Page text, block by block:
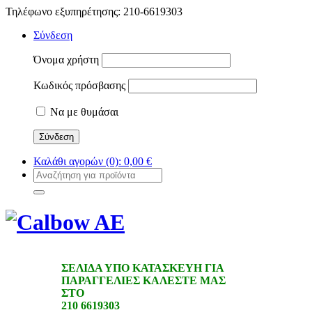
Τηλέφωνο εξυπηρέτησης: 210-6619303
Σύνδεση
Όνομα χρήστη
Κωδικός πρόσβασης
Να με θυμάσαι
Καλάθι αγορών (0): 0,00 €
ΣΕΛΙΔΑ ΥΠΟ ΚΑΤΑΣΚΕΥΗ ΓΙΑ
ΠΑΡΑΓΓΕΛΙΕΣ ΚΑΛΕΣΤΕ ΜΑΣ
ΣΤΟ
210 6619303